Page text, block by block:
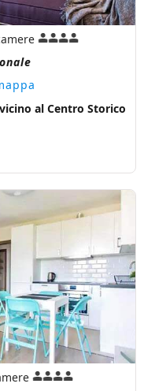
al Centro Storico